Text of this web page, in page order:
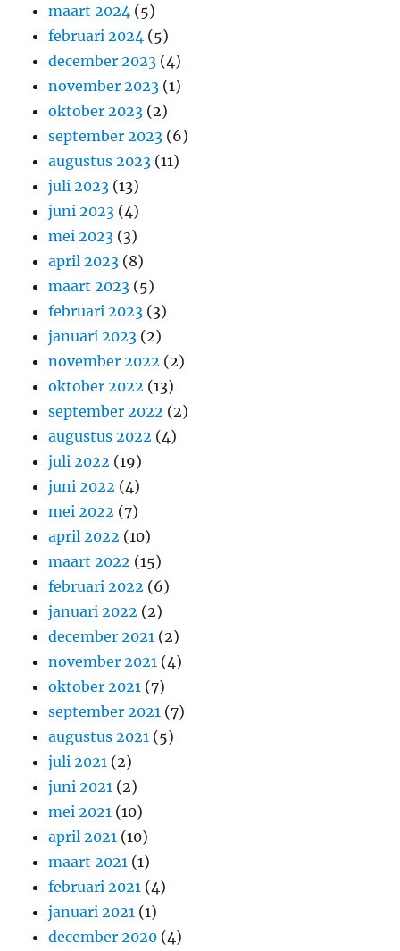
maart 2024 (5)
februari 2024 (5)
december 2023 (4)
november 2023 (1)
oktober 2023 (2)
september 2023 (6)
augustus 2023 (11)
juli 2023 (13)
juni 2023 (4)
mei 2023 (3)
april 2023 (8)
maart 2023 (5)
februari 2023 (3)
januari 2023 (2)
november 2022 (2)
oktober 2022 (13)
september 2022 (2)
augustus 2022 (4)
juli 2022 (19)
juni 2022 (4)
mei 2022 (7)
april 2022 (10)
maart 2022 (15)
februari 2022 (6)
januari 2022 (2)
december 2021 (2)
november 2021 (4)
oktober 2021 (7)
september 2021 (7)
augustus 2021 (5)
juli 2021 (2)
juni 2021 (2)
mei 2021 (10)
april 2021 (10)
maart 2021 (1)
februari 2021 (4)
januari 2021 (1)
december 2020 (4)